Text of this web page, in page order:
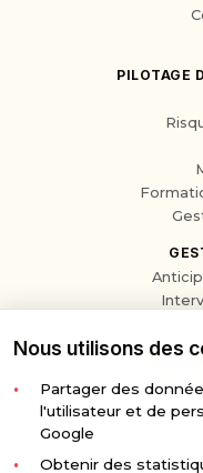
PILOTAGE
Apports
Nous utilisons des
Partager des
l'utilisateur et de
Google
Obtenir des